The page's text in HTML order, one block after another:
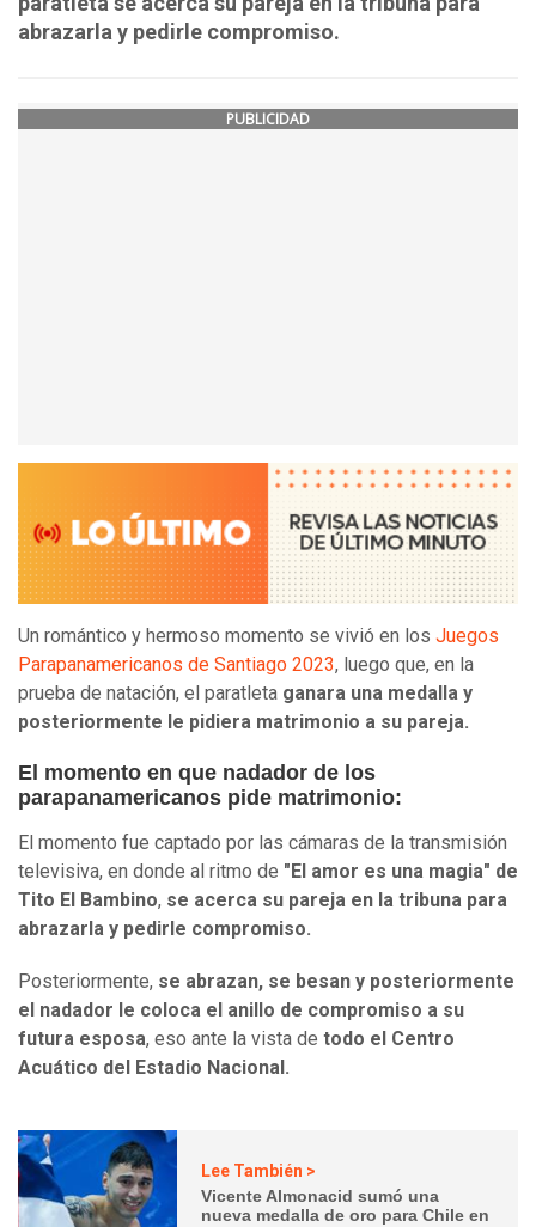
abrazarla y pedirle compromiso.
PUBLICIDAD
Un romántico y hermoso momento se vivió en los Juegos
Parapanamericanos de Santiago 2023, luego que, en la
prueba de natación, el paratleta ganara una medalla y
posteriormente le pidiera matrimonio a su pareja.
El momento en que nadador de los
parapanamericanos pide matrimonio:
El momento fue captado por las cámaras de la transmisión
televisiva, en donde al ritmo de "El amor es una magia" de
Tito El Bambino, se acerca su pareja en la tribuna para
abrazarla y pedirle compromiso.
Posteriormente, se abrazan, se besan y posteriormente
el nadador le coloca el anillo de compromiso a su
futura esposa, eso ante la vista de todo el Centro
Acuático del Estadio Nacional.
Lee También >
Vicente Almonacid sumó una
nueva medalla de oro para Chile en